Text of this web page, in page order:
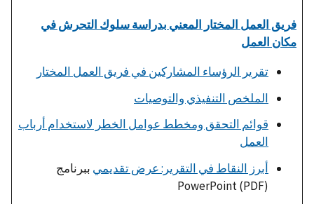
فريق العمل المختار المعني بدراسة سلوك التحرش في
مكان العمل
تقرير الرؤساء المشاركين في فريق العمل المختار
الملخص التنفيذي والتوصيات
قوائم التحقق ومخطط عوامل الخطر لاستخدام أرباب
العمل
أبرز النقاط في التقرير: عرض تقديمي ببرنامج
PowerPoint (PDF)